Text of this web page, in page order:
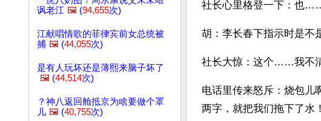
讽老江 🖼️ (94,655次)
江献唱情歌的菲律宾前女总统被
捕 🖼️ (44,055次)
是有人玩坏还是薄熙来脑子坏了
🖼️ (44,514次)
？神八返回舱抵京为啥要做个罩
儿 🖼️ (40,755次)
社长心里格登一下：也
胡：李长春下指示时是不
社长大惊：这个……我
电话里传来怒斥：烧包儿
两字，就把我们拖下了水